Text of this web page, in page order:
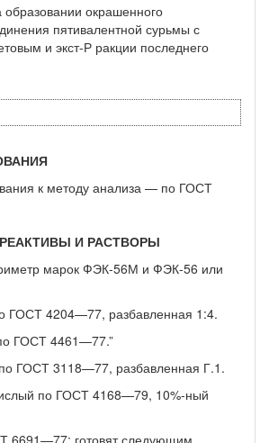
окрашенного
пятивалентной сурьмы с
и экст-Р ракции последнего
к методу анализа — по ГОСТ
И РАСТВОРЫ
марок ФЭК-56М и ФЭК-56 или
ГОСТ 4204—77, разбавленная 1:4.
ГОСТ 4461—77.”
ГОСТ 3118—77, разбавленная Г.1.
по ГОСТ 4168—79, 10%-ный
6691—77; готовят следующим